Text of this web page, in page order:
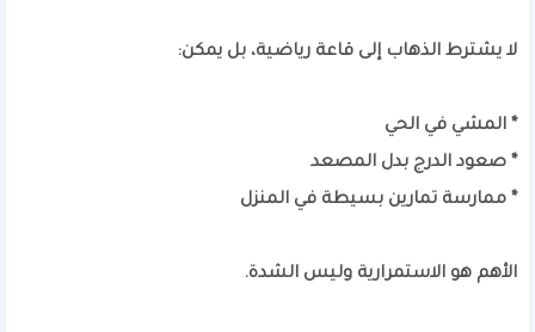
لا يشترط الذهاب إلى قاعة رياضية، بل يمكن:
* المشي في الحي
* صعود الدرج بدل المصعد
* ممارسة تمارين بسيطة في المنزل
الأهم هو الاستمرارية وليس الشدة.